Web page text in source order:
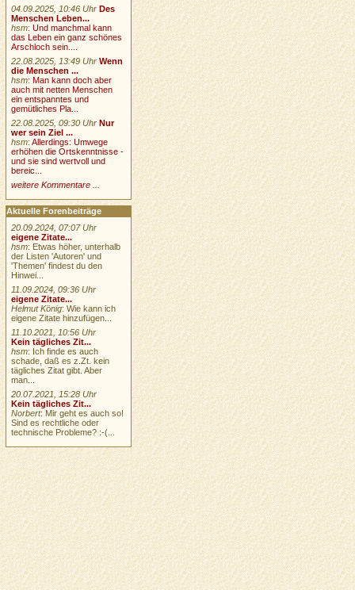
04.09.2025, 10:46 Uhr Des
Menschen Leben...
hsm:Und manchmal kann
das Leben ein ganz schönes
Arschloch sein....
22.08.2025, 13:49 Uhr Wenn
die Menschen ...
hsm:Man kann doch aber
auch mit netten Menschen
ein entspanntes und
gemütliches Pla...
22.08.2025, 09:30 Uhr Nur
wer sein Ziel ...
hsm:Allerdings: Umwege
erhöhen die Ortskenntnisse -
und sie sind wertvoll und
bereic...
weitere Kommentare ...
Aktuelle Forenbeiträge
20.09.2024, 07:07 Uhr
eigene Zitate...
hsm: Etwas höher, unterhalb
der Listen 'Autoren' und
'Themen' findest du den
Hinwei...
11.09.2024, 09:36 Uhr
eigene Zitate...
Helmut König: Wie kann ich
eigene Zitate hinzufügen...
11.10.2021, 10:56 Uhr
Kein tägliches Zit...
hsm: Ich finde es auch
schade, daß es z.Zt. kein
tägliches Zitat gibt. Aber
man...
20.07.2021, 15:28 Uhr
Kein tägliches Zit...
Norbert: Mir geht es auch so!
Sind es rechtliche oder
technische Probleme? :-(...